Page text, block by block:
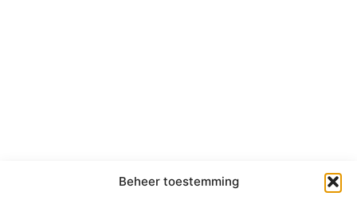
Beheer toestemming